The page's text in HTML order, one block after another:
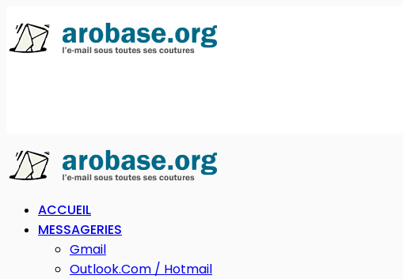
ACCUEIL
MESSAGERIES
Gmail
Outlook.com / Hotmail